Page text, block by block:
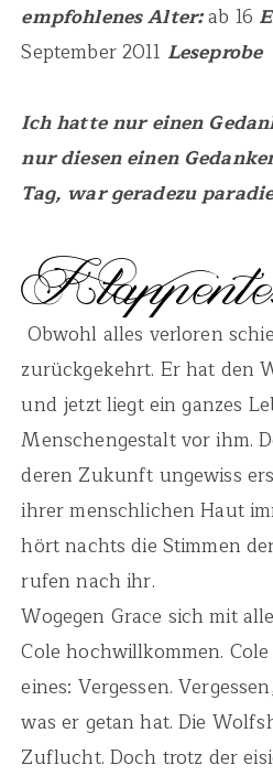
empfohlenes Alter:ab 16
September 2011 Leseprobe
Ich hatte nur einen
nur diesen einen
Tag, war geradezu
Obwohl alles verloren
zurückgekehrt. Er hat den
und jetzt liegt ein ganzes
Menschengestalt vor ihm.
deren Zukunft ungewiss
ihrer menschlichen Haut
hört nachts die Stimmen
rufen nach ihr.
Wogegen Grace sich mit
Cole hochwillkommen.
eines: Vergessen.
was er getan hat. Die
Zuflucht. Doch trotz der